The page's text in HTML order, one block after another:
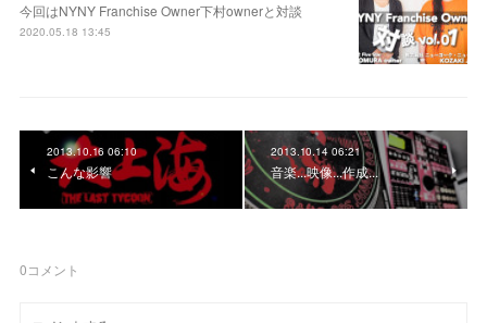
今回はNYNY Franchise Owner下村ownerと対談
2020.05.18 13:45
2013.10.16 06:10
こんな影響
2013.10.14 06:21
音楽...映像...作成...
0コメント